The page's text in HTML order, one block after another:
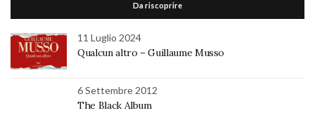
Da riscoprire
11 Luglio 2024
Qualcun altro – Guillaume Musso
6 Settembre 2012
The Black Album